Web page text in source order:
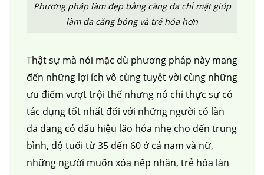
Phương pháp làm đẹp bằng căng da chỉ mặt giúp
làm da căng bóng và trẻ hóa hơn
Thật sự mà nói mặc dù phương pháp này mang
đến những lợi ích vô cùng tuyệt vời cùng những
ưu điểm vượt trội thế nhưng nó chỉ thực sự có
tác dụng tốt nhất đối với những người có làn
da đang có dấu hiệu lão hóa nhẹ cho đến trung
bình, độ tuổi từ 35 đến 60 ở cả nam và nữ,
những người muốn xóa nếp nhăn, trẻ hóa làn